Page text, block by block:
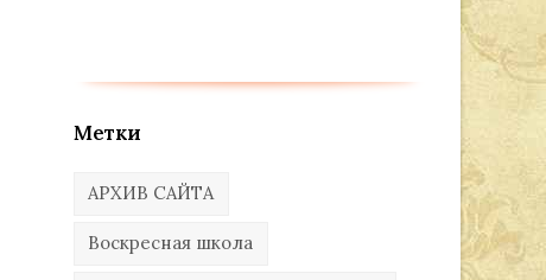
Метки
АРХИВ САЙТА
Воскресная школа